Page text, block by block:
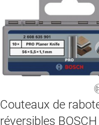
Couteaux de
réversibles BOSCH